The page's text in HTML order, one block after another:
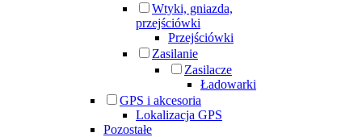
Wtyki, gniazda,
przejściówki
Przejściówki
Zasilanie
Zasilacze
Ładowarki
GPS i akcesoria
Lokalizacja GPS
Pozostałe